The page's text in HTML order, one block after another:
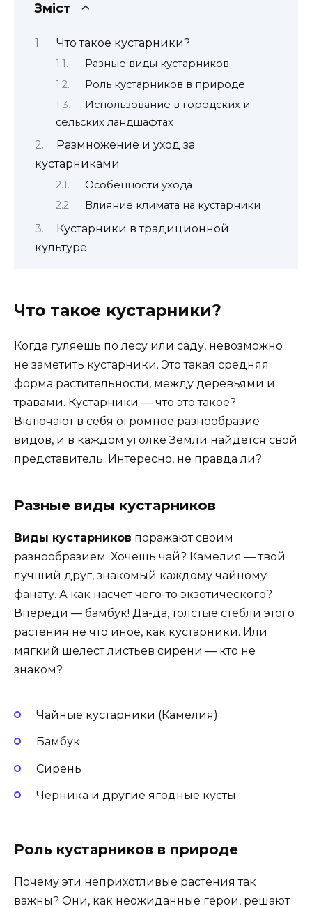
Зміст
Что такое кустарники?
Разные виды кустарников
Роль кустарников в природе
Использование в городских и
сельских ландшафтах
Размножение и уход за
кустарниками
Особенности ухода
Влияние климата на кустарники
Кустарники в традиционной
культуре
Что такое кустарники?
Когда гуляешь по лесу или саду, невозможно
не заметить кустарники. Это такая средняя
форма растительности, между деревьями и
травами. Кустарники — что это такое?
Включают в себя огромное разнообразие
видов, и в каждом уголке Земли найдется свой
представитель. Интересно, не правда ли?
Разные виды кустарников
Виды кустарников поражают своим
разнообразием. Хочешь чай? Камелия — твой
лучший друг, знакомый каждому чайному
фанату. А как насчет чего-то экзотического?
Впереди — бамбук! Да-да, толстые стебли этого
растения не что иное, как кустарники. Или
мягкий шелест листьев сирени — кто не
знаком?
Чайные кустарники (Камелия)
Бамбук
Сирень
Черника и другие ягодные кусты
Роль кустарников в природе
Почему эти неприхотливые растения так
важны? Они, как неожиданные герои, решают